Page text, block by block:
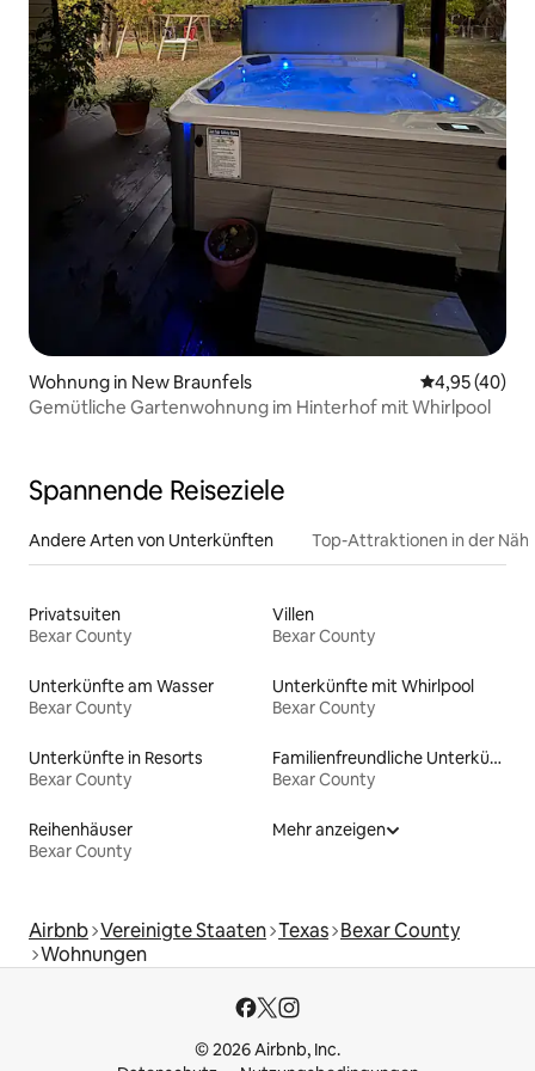
Wohnung in New Braunfels
4,95 (40)
Gemütliche Gartenwohnung im Hinterhof mit Whirlpool
Spannende Reiseziele
Andere Arten von Unterkünften Top-Attraktionen in der
Privatsuiten
Bexar County
Villen
Bexar County
Unterkünfte am Wasser
Bexar County
Unterkünfte mit Whirlpool
Bexar County
Unterkünfte in Resorts
Bexar County
Familienfreundliche Unterkünfte
Bexar County
Reihenhäuser
Bexar County
Mehr anzeigen
Airbnb Vereinigte Staaten Texas Bexar County
Wohnungen
© 2026 Airbnb, Inc.